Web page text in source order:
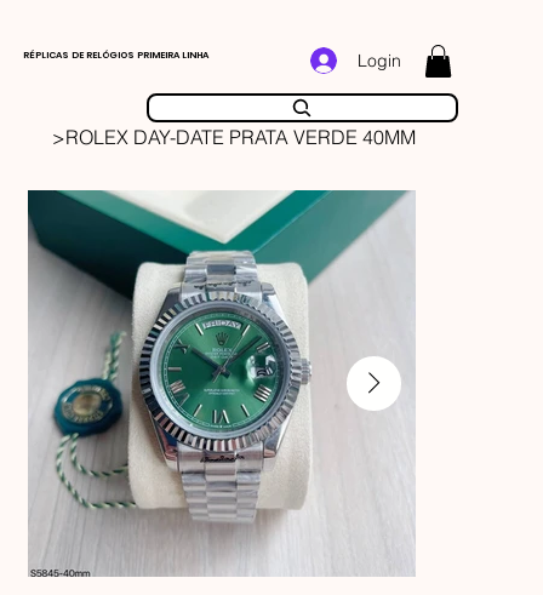
RÉPLICAS DE RELÓGIOS PRIMEIRA LINHA Login
>ROLEX DAY-DATE PRATA VERDE 40MM